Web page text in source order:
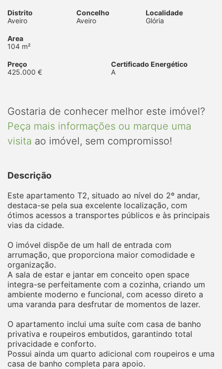
Distrito
Aveiro
Concelho
Aveiro
Localidade
Glória
Area
104 m²
Preço
425.000 €
Certificado Energético
A
Gostaria de conhecer melhor este imóvel?
Peça mais informações ou marque uma
visita ao imóvel, sem compromisso!
Descrição
Este apartamento T2, situado ao nível do 2º andar,
destaca-se pela sua excelente localização, com
ótimos acessos a transportes públicos e às principais
vias da cidade.
O imóvel dispõe de um hall de entrada com
arrumação, que proporciona maior comodidade e
organização.
A sala de estar e jantar em conceito open space
integra-se perfeitamente com a cozinha, criando um
ambiente moderno e funcional, com acesso direto a
uma varanda para desfrutar de momentos de lazer.
O apartamento inclui uma suíte com casa de banho
privativa e roupeiros embutidos, garantindo total
privacidade e conforto.
Possui ainda um quarto adicional com roupeiros e uma
casa de banho completa para apoio.